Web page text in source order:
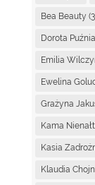
Bea Beauty
Dorota
Emilia
Ewelina
Grażyna
Kama
Kasia
Klaudia